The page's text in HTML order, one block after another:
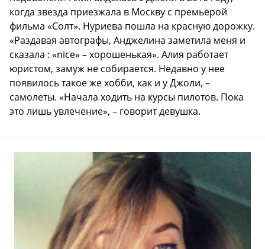
когда звезда приезжала в Москву с премьерой
фильма «Солт». Нуриева пошла на красную дорожку.
«Раздавая автографы, Анджелина заметила меня и
сказала : «nice» – хорошенькая». Алия работает
юристом, замуж не собирается. Недавно у нее
появилось такое же хобби, как и у Джоли, –
самолеты. «Начала ходить на курсы пилотов. Пока
это лишь увлечение», – говорит девушка.